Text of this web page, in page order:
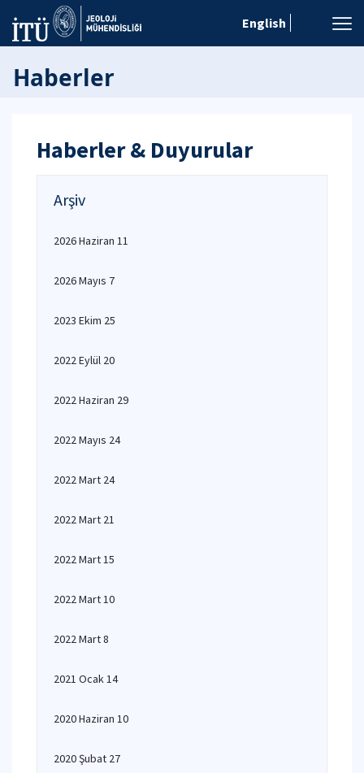
English
Haberler
Haberler & Duyurular
Arşiv
2026 Haziran 11
2026 Mayıs 7
2023 Ekim 25
2022 Eylül 20
2022 Haziran 29
2022 Mayıs 24
2022 Mart 24
2022 Mart 21
2022 Mart 15
2022 Mart 10
2022 Mart 8
2021 Ocak 14
2020 Haziran 10
2020 Şubat 27